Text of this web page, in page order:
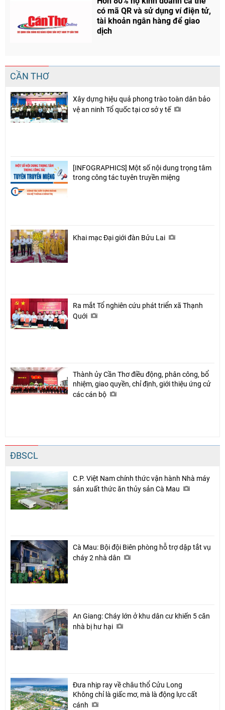
có mã QR và sử dụng ví điện tử,
tài khoản ngân hàng để giao
dịch
CẦN THƠ
Xây dựng hiệu quả phong trào toàn dân bảo
vệ an ninh Tổ quốc tại cơ sở y tế
[INFOGRAPHICS] Một số nội dung trọng tâm
trong công tác tuyên truyền miệng
Khai mạc Đại giới đàn Bửu Lai
Ra mắt Tổ nghiên cứu phát triển xã Thạnh
Quới
Thành ủy Cần Thơ điều động, phân công, bổ
nhiệm, giao quyền, chỉ định, giới thiệu ứng cử
các cán bộ
ĐBSCL
C.P. Việt Nam chính thức vận hành Nhà máy
sản xuất thức ăn thủy sản Cà Mau
Cà Mau: Bội đội Biên phòng hỗ trợ dập tắt vụ
cháy 2 nhà dân
An Giang: Cháy lớn ở khu dân cư khiến 5 căn
nhà bị hư hại
Đưa nhịp ray về châu thổ Cửu Long
Không chỉ là giấc mơ, mà là động lực cất
cánh